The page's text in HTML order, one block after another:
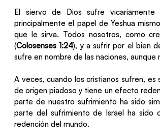
El siervo de Dios sufre
principalmente el papel de Yeshua
que le sirva. Todos nosotros, como
(Colosenses 1:24), y a sufrir por el bien
sufre en nombre de las naciones, aunque
A veces, cuando los cristianos sufren,
de origen piadoso y tiene un efecto
parte de nuestro sufrimiento ha sido
parte del sufrimiento de Israel ha sido
redención del mundo.